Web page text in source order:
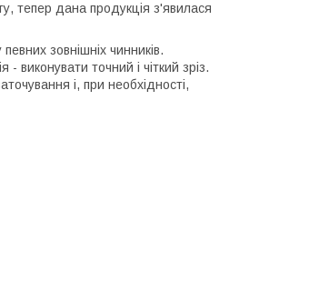
тепер дана продукція з'явилася
зовнішніх чинників.
виконувати точний і чіткий зріз.
і, при необхідності,